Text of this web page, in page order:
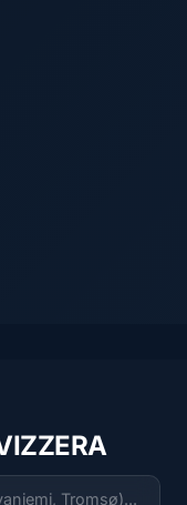
Tromsø)...